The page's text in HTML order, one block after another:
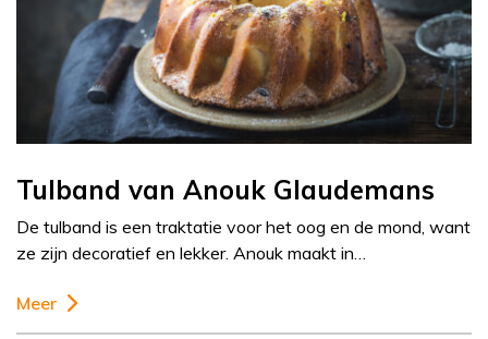
Tulband van Anouk Glaudemans
De tulband is een traktatie voor het oog en de mond, want
ze zijn decoratief en lekker. Anouk maakt in…
Meer